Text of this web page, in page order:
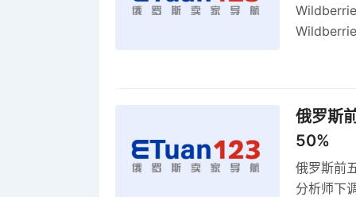
俄罗斯
50%
俄罗斯前
分析师下